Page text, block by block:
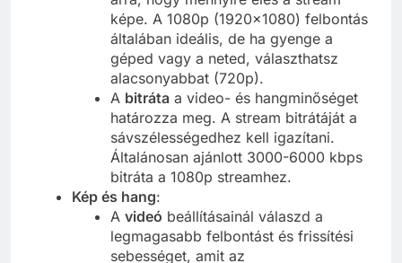
képe. A 1080p (1920×1080) felbontás
általában ideális, de ha gyenge a
géped vagy a neted, választhatsz
alacsonyabbat (720p).
A bitráta a video- és hangminőséget
határozza meg. A stream bitrátáját a
sávszélességedhez kell igazítani.
Általánosan ajánlott 3000-6000 kbps
bitráta a 1080p streamhez.
Kép és hang:
Avideó beállításainál válaszd a
legmagasabb felbontást és frissítési
sebességet, amit az